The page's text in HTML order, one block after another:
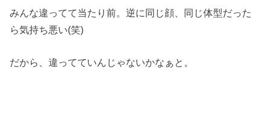
みんな違ってて当たり前。逆に同じ顔、同じ体型だった
ら気持ち悪い(笑)
だから、違ってていんじゃないかなぁと。